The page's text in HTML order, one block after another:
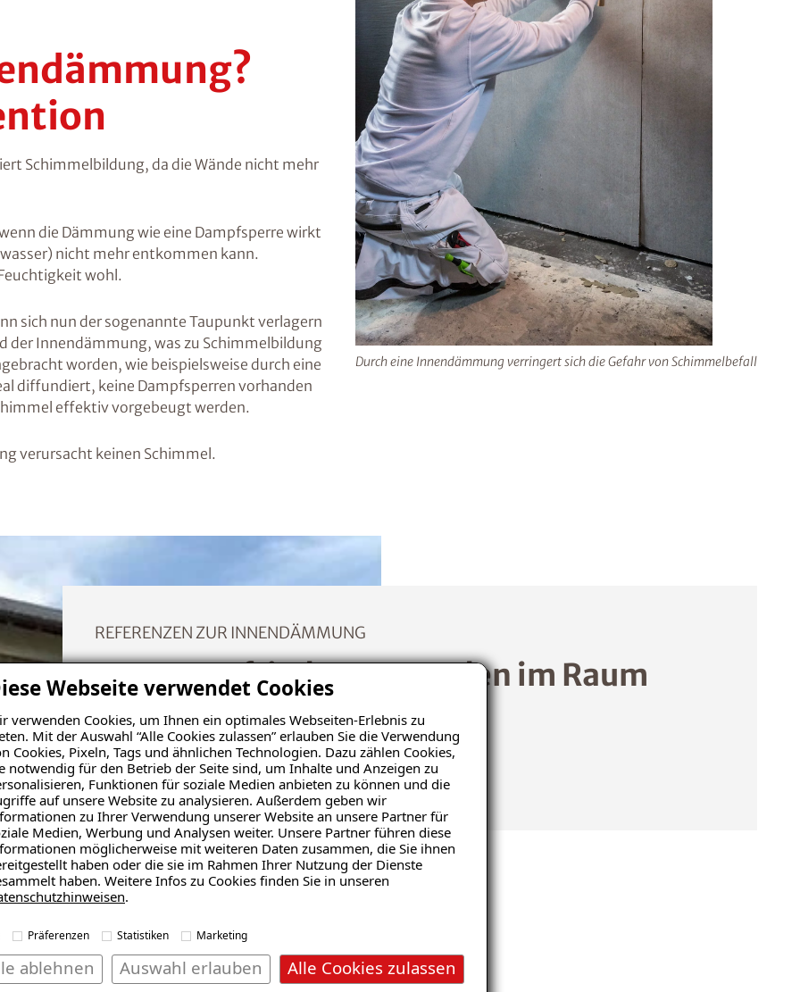
Webseite verwendet Cookies
verwenden Cookies, um Ihnen ein optimales Webseiten-Erlebnis zu
Mit der Auswahl “Alle Cookies zulassen” erlauben Sie die Verwendung
Cookies, Pixeln, Tags und ähnlichen Technologien. Dazu zählen Cookies,
notwendig für den Betrieb der Seite sind, um Inhalte und Anzeigen zu
Funktionen für soziale Medien anbieten zu können und die
auf unsere Website zu analysieren. Außerdem geben wir
zu Ihrer Verwendung unserer Website an unsere Partner für
Medien, Werbung und Analysen weiter. Unsere Partner führen diese
möglicherweise mit weiteren Daten zusammen, die Sie ihnen
haben oder die sie im Rahmen Ihrer Nutzung der Dienste
haben. Weitere Infos zu Cookies finden Sie in unseren
.
Präferenzen Statistiken Marketing
Alle Cookies zulassen
Auswahl erlauben
ablehnen
Durch eine Innendämmung verringert sich die Gefahr von Schimmelbefall
Schimmelbildung, da die Wände nicht mehr
die Dämmung wie eine Dampfsperre wirkt
nicht mehr entkommen kann.
wohl.
sich nun der sogenannte Taupunkt verlagern
der Innendämmung, was zu Schimmelbildung
worden, wie beispielsweise durch eine
diffundiert, keine Dampfsperren vorhanden
effektiv vorgebeugt werden.
verursacht keinen Schimmel.
REFERENZEN ZUR INNENDÄMMUNG
Unsere zufriedenen Kunden im Raum
Luzern
Mehr erfahren
kapillaraktive Dämmstoffe